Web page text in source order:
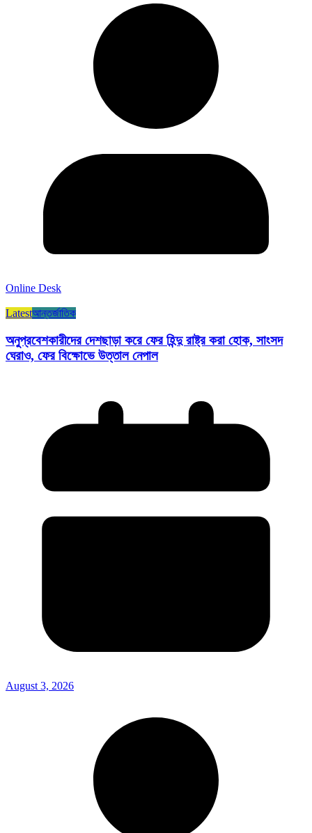
Online Desk
Latestআন্তর্জাতিক
অনুপ্রবেশকারীদের দেশছাড়া করে ফের হিন্দু রাষ্ট্র করা হোক, সাংসদ
ঘেরাও, ফের বিক্ষোভে উত্তাল নেপাল
August 3, 2026